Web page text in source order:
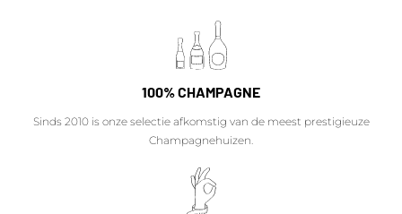
100% CHAMPAGNE
Sinds 2010 is onze selectie afkomstig van de meest prestigieuze
Champagnehuizen.